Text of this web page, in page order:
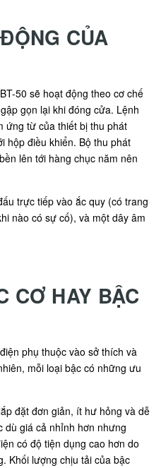
CỦA
50 sẽ hoạt động theo cơ chế
gọn lại khi đóng cửa. Lệnh
ứng từ của thiết bị thu phát
hộp điều khiển. Bộ thu phát
lên tới hàng chục năm nên
trực tiếp vào ắc quy (có trang
nào có sự cố), và một dây âm
CƠ HAY BẬC
phụ thuộc vào sở thích và
mỗi loại bậc có những ưu
đặt đơn giản, ít hư hỏng và dễ
dù giá cả nhỉnh hơn nhưng
có độ tiện dụng cao hơn do
Khối lượng chịu tải của bậc